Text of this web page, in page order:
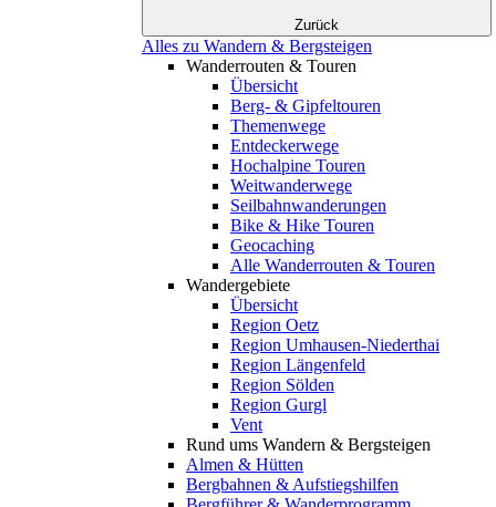
Zurück
Alles zu Wandern & Bergsteigen
Wanderrouten & Touren
Übersicht
Berg- & Gipfeltouren
Themenwege
Entdeckerwege
Hochalpine Touren
Weitwanderwege
Seilbahnwanderungen
Bike & Hike Touren
Geocaching
Alle Wanderrouten & Touren
Wandergebiete
Übersicht
Region Oetz
Region Umhausen-Niederthai
Region Längenfeld
Region Sölden
Region Gurgl
Vent
Rund ums Wandern & Bergsteigen
Almen & Hütten
Bergbahnen & Aufstiegshilfen